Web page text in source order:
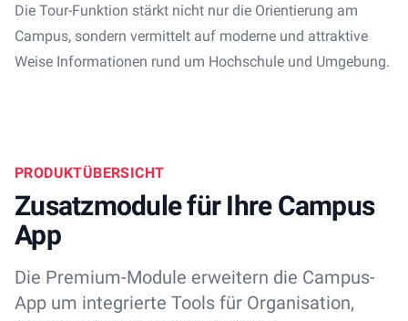
Die Tour-Funktion stärkt nicht nur die Orientierung am
Campus, sondern vermittelt auf moderne und attraktive
Weise Informationen rund um Hochschule und Umgebung.
PRODUKTÜBERSICHT
Zusatzmodule für Ihre Campus
App
Die Premium-Module erweitern die Campus-
App um integrierte Tools für Organisation,